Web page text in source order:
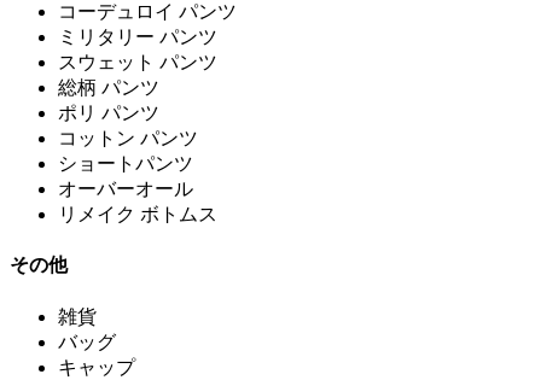
コーデュロイ パンツ
ミリタリー パンツ
スウェット パンツ
総柄 パンツ
ポリ パンツ
コットン パンツ
ショートパンツ
オーバーオール
リメイク ボトムス
その他
雑貨
バッグ
キャップ